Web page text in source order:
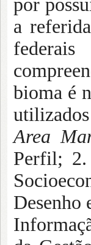
por
a
bioma é
Area
Perfil; 2.
Desenho